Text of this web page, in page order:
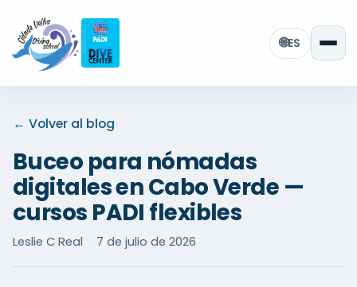
🌐ES
← Volver al blog
Buceo para nómadas
digitales en Cabo Verde —
cursos PADI flexibles
Leslie C Real 7 de julio de 2026